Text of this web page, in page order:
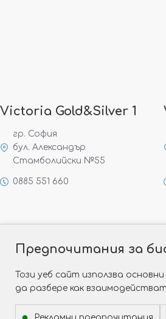
Victoria Gold&Silver 1
гр. София
бул. Александър
Стамболийски №55
0885 551 660
Предпочитания за
Този уеб сайт използва
да разбере как